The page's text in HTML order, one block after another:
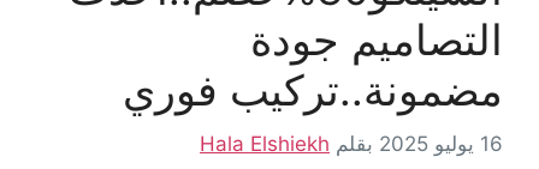
التصاميم جودة
مضمونة..تركيب فوري
16 يوليو 2025 بقلم Hala Elshiekh